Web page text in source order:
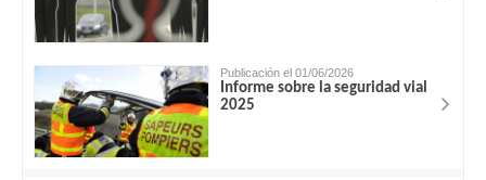
Publicación el 01/06/2026
Informe sobre la seguridad vial
2025